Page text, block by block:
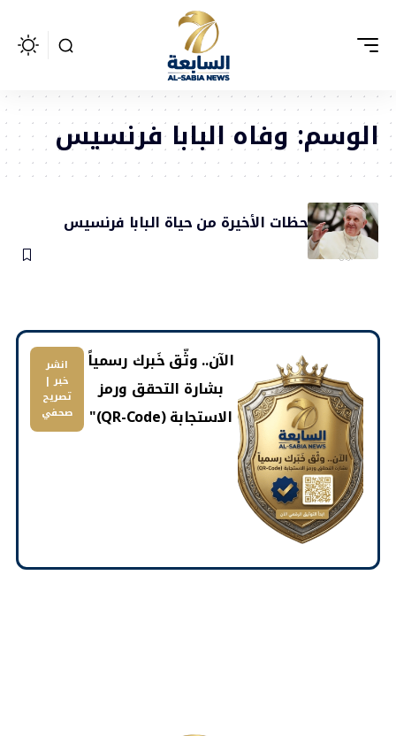
الوسم: وفاه البابا فرنسيس
تفاصيل اللحظات الأخيرة من حياة البابا فرنسيس
24 أبريل، 2025
​الآن.. وثّق خَبرك رسمياً
بشارة التحقق ورمز
الاستجابة (QR-Code)"
انشر
خبر |
تصريح
صحفي